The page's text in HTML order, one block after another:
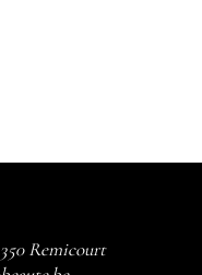
Remicourt